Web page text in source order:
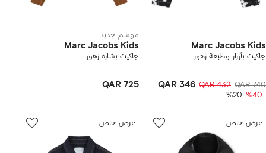
Marc Jacobs Kids
جاكيت بأزرار وطبعة زهور
QAR 740
QAR 432
QAR 346
-%40
-%20
موسم جديد
Marc Jacobs Kids
جاكيت بشارة زهور
QAR 725
عرض خاص عرض خاص